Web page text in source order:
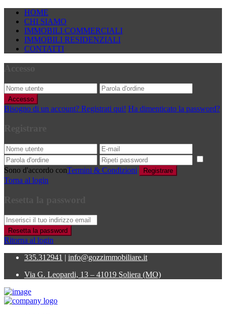
HOME
CHI SIAMO
IMMOBILI COMMERCIALI
IMMOBILI RESIDENZIALI
CONTATTI
Accesso
Bisogno di un account? Registrati qui! Ha dimenticato la password?
Sono d'accordo conTermini & Condizioni Registrare
Torna al login
Resetta la password
Ritorna al login
335.312941 | info@gozzimmobiliare.it
Via G. Leopardi, 13 – 41019 Soliera (MO)